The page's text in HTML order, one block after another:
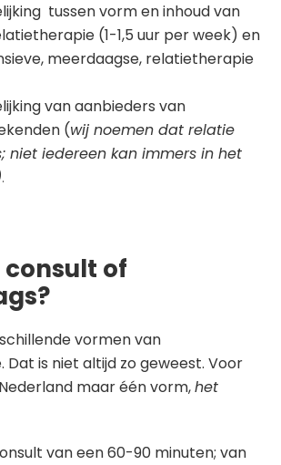
tussen vorm en inhoud van
(1-1,5 uur per week) en
meerdaagse, relatietherapie
van aanbieders van
(wij noemen dat relatie
niet iedereen kan immers in het
.
consult of
vormen van
is niet altijd zo geweest. Voor
maar één vorm,het
van een 60-90 minuten; van